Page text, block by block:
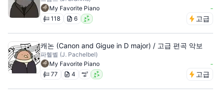
My Favorite Piano
-
118 6 고급
캐논 (Canon and Gigue in D major) / 고급 편곡 악보
파헬벨 (J. Pachelbel)
My Favorite Piano
-
77 4 고급